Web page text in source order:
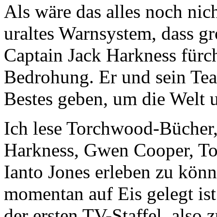
Als wäre das alles noch
uraltes Warnsystem, dass
Captain Jack Harkness
Bedrohung. Er und sein
Bestes geben, um die Welt
Ich lese Torchwood-
Harkness, Gwen Cooper,
Ianto Jones erleben zu
momentan auf Eis gelegt